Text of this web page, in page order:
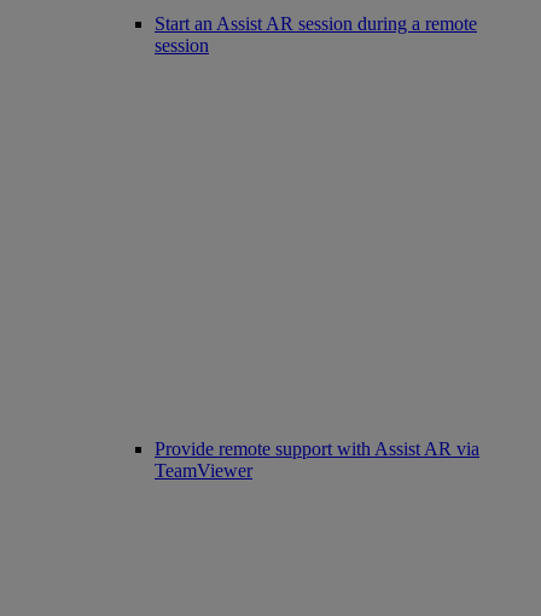
Start an Assist AR session during a remote
session
Provide remote support with Assist AR via
TeamViewer